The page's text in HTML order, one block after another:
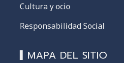
Cultura y ocio
Responsabilidad Social
MAPA DEL SITIO